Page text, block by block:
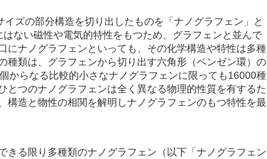
ズの部分構造を切り出したものを「ナノグラフェン」と
ない磁性や電気的特性をもつため、グラフェンと並んで
にナノグラフェンといっても、その化学構造や特性は多種
種類は、グラフェンから切り出す六角形（ベンゼン環）の
からなる比較的小さなナノグラフェンに限っても16000種
つのナノグラフェンは全く異なる物理的性質を有するた
構造と物性の相関を解明しナノグラフェンのもつ特性を最
る限り多種類のナノグラフェン（以下「ナノグラフェン